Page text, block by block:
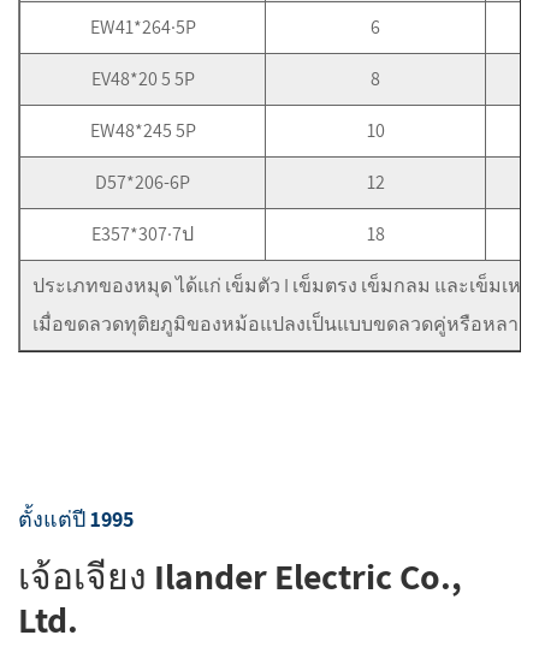
EW41*264·5P 6
EV48*20 5 5P 8
EW48*245 5P 10
D57*206-6P 12
E357*307·7ป 18
ประเภทของหมุด ได้แก่ เข็มตัว I เข็มตรง เข็มกลม และเข็มเ
เมื่อขดลวดทุติยภูมิของหม้อแปลงเป็นแบบขดลวดคู่หรือหลา
ตั้งแต่ปี 1995
เจ้อเจียง Ilander Electric Co.,
Ltd.